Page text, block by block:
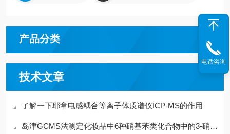
产品分类
技术文章
了解一下耶拿电感耦合等离子体质谱仪ICP-MS的作用
岛津GCMS法测定化妆品中6种硝基苯类化合物中的3-硝基甲苯
电话咨询